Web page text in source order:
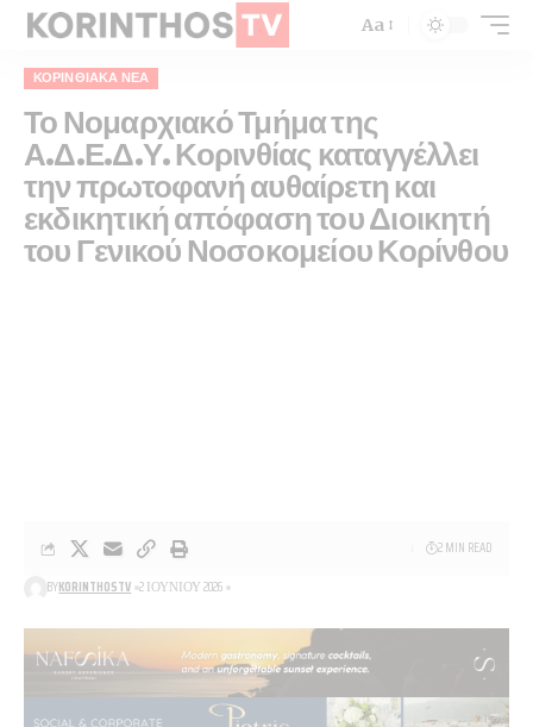
Aa
ΚΟΡΙΝΘΙΑΚΆ ΝΈΑ
Το Νομαρχιακό Τμήμα της
Α.Δ.Ε.Δ.Υ. Κορινθίας καταγγέλλει
την πρωτοφανή αυθαίρετη και
εκδικητική απόφαση του Διοικητή
του Γενικού Νοσοκομείου Κορίνθου
BYKORINTHOSTV 2 ΙΟΥΝΊΟΥ 2026
2 MIN READ